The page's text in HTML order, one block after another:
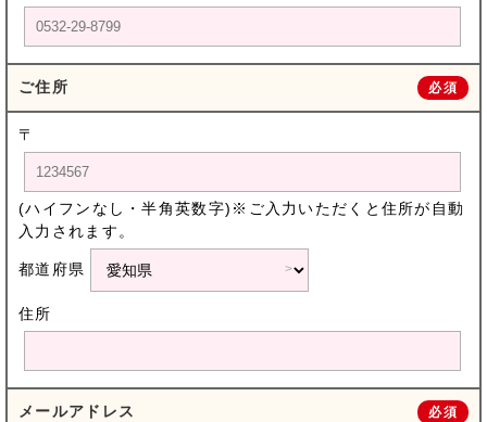
ご住所 必須
〒
(ハイフンなし・半角英数字)※ご入力いただくと住所が自動
入力されます。
都道府県
住所
メールアドレス 必須